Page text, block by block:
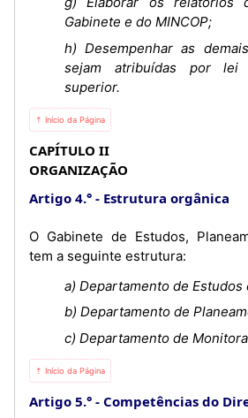
Gabinete e do MINCOP;
h) Desempenhar as
sejam atribuídas por lei
superior.
⇡ Início da Página
CAPÍTULO II
ORGANIZAÇÃO
Artigo 4.°
Estrutura orgânica
O Gabinete de Estudos,
tem a seguinte estrutura:
a) Departamento de Estudos
b) Departamento de
c) Departamento de
⇡ Início da Página
Artigo 5.° Competências do